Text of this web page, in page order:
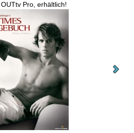
Pro, erhältlich!